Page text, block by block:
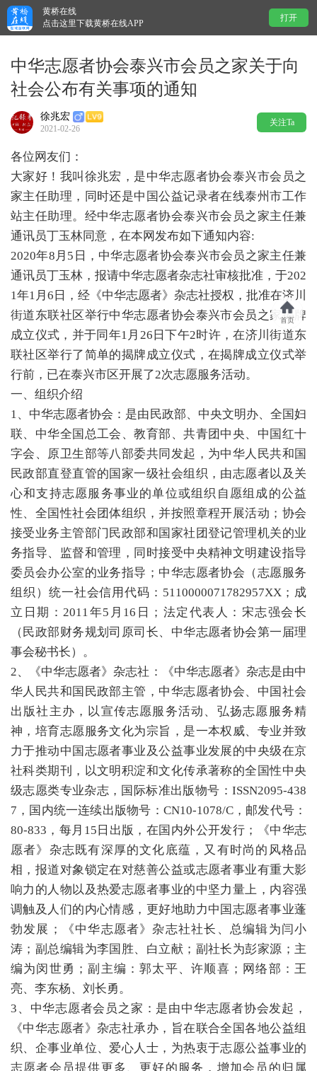
黄桥在线
点击这里下载黄桥在线APP
打开
中华志愿者协会泰兴市会员之家关于向
社会公布有关事项的通知
徐兆宏
2021-02-26
关注Ta
各位网友们：
大家好！我叫徐兆宏，是中华志愿者协会泰兴市会员之
家主任助理，同时还是中国公益记录者在线泰州市工作
站主任助理。经中华志愿者协会泰兴市会员之家主任兼
通讯员丁玉林同意，在本网发布如下通知内容:
2020年8月5日，中华志愿者协会泰兴市会员之家主任兼
通讯员丁玉林，报请中华志愿者杂志社审核批准，于202
1年1月6日，经《中华志愿者》杂志社授权，批准在济川
街道东联社区举行中华志愿者协会泰兴市会员之家揭牌
成立仪式，并于同年1月26日下午2时许，在济川街道东
联社区举行了简单的揭牌成立仪式，在揭牌成立仪式举
行前，已在泰兴市区开展了2次志愿服务活动。
一、组织介绍
1、中华志愿者协会：是由民政部、中央文明办、全国妇
联、中华全国总工会、教育部、共青团中央、中国红十
字会、原卫生部等八部委共同发起，为中华人民共和国
民政部直登直管的国家一级社会组织，由志愿者以及关
心和支持志愿服务事业的单位或组织自愿组成的公益
性、全国性社会团体组织，并按照章程开展活动；协会
接受业务主管部门民政部和国家社团登记管理机关的业
务指导、监督和管理，同时接受中央精神文明建设指导
委员会办公室的业务指导；中华志愿者协会（志愿服务
组织）统一社会信用代码：5110000071782957XX；成
立日期：2011年5月16日；法定代表人：宋志强会长
（民政部财务规划司原司长、中华志愿者协会第一届理
事会秘书长）。
2、《中华志愿者》杂志社：《中华志愿者》杂志是由中
华人民共和国民政部主管，中华志愿者协会、中国社会
出版社主办，以宣传志愿服务活动、弘扬志愿服务精
神，培育志愿服务文化为宗旨，是一本权威、专业并致
力于推动中国志愿者事业及公益事业发展的中央级在京
社科类期刊，以文明积淀和文化传承著称的全国性中央
级志愿类专业杂志，国际标准出版物号：ISSN2095-438
7，国内统一连续出版物号：CN10-1078/C，邮发代号：
80-833，每月15日出版，在国内外公开发行；《中华志
愿者》杂志既有深厚的文化底蕴，又有时尚的风格品
相，报道对象锁定在对慈善公益或志愿者事业有重大影
响力的人物以及热爱志愿者事业的中坚力量上，内容强
调触及人们的内心情感，更好地助力中国志愿者事业蓬
勃发展；《中华志愿者》杂志社社长、总编辑为闫小
涛；副总编辑为李国胜、白立献；副社长为彭家源；主
编为闵世勇；副主编：郭太平、许顺喜；网络部：王
亮、李东杨、刘长勇。
3、中华志愿者会员之家：是由中华志愿者协会发起，
《中华志愿者》杂志社承办，旨在联合全国各地公益组
织、企事业单位、爱心人士，为热衷于志愿公益事业的
志愿者会员提供更多、更好的服务，增加会员的归属
首页